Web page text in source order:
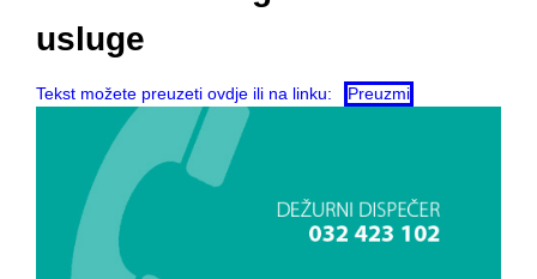
usluge
Tekst možete preuzeti ovdje ili na linku: Preuzmi